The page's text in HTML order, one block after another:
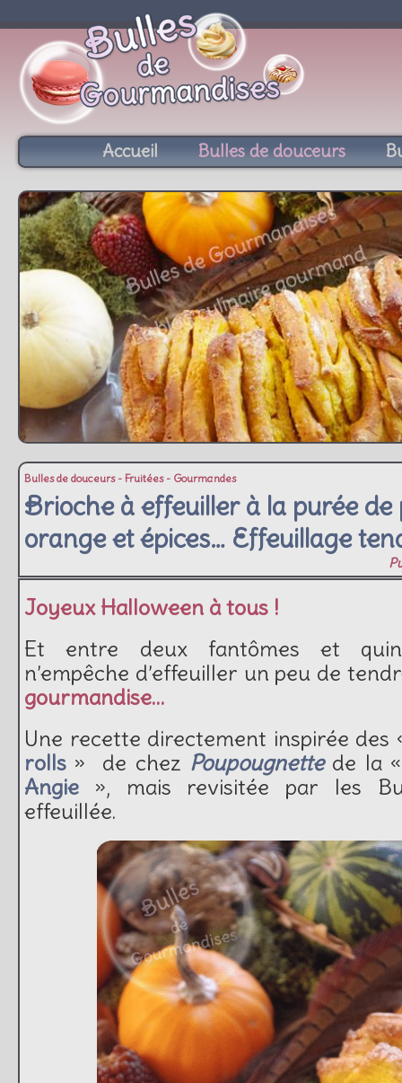
Accueil Bulles de douceurs
Bulles de douceurs- Fruitées- Gourmandes
Brioche à effeuiller à la purée
orange et épices… Effeuillage
Joyeux Halloween à tous !
Et entre deux fantômes et
n’empêche d’effeuiller un peu de
gourmandise…
Une recette directement inspirée des
rolls » de chez Poupougnette de la
Angie », mais revisitée par les
effeuillée.